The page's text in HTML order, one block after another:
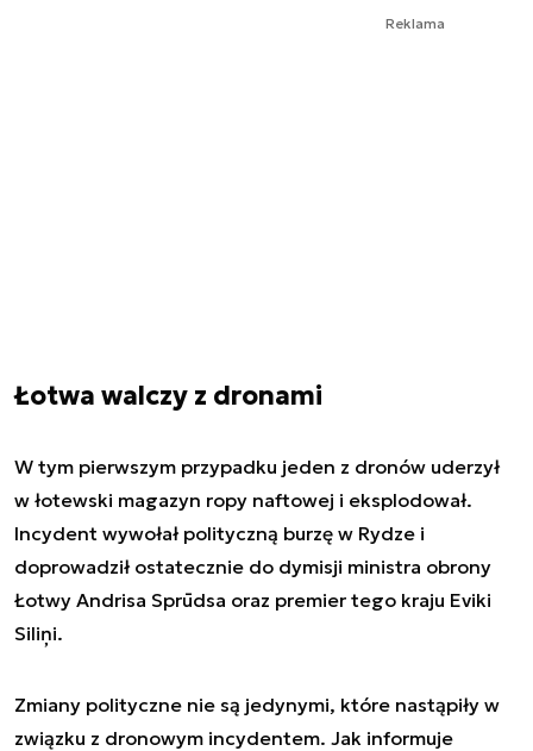
Reklama
Łotwa walczy z dronami
W tym pierwszym przypadku jeden z dronów uderzył
w łotewski magazyn ropy naftowej i eksplodował.
Incydent wywołał polityczną burzę w Rydze i
doprowadził ostatecznie do dymisji ministra obrony
Łotwy Andrisa Sprūdsa oraz premier tego kraju Eviki
Siliņi.
Zmiany polityczne nie są jedynymi, które nastąpiły w
związku z dronowym incydentem. Jak informuje